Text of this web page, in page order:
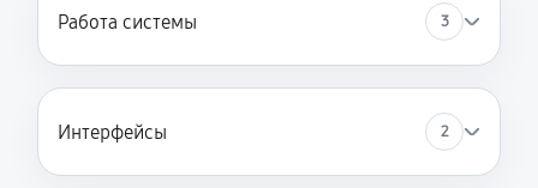
Работа системы 3
Интерфейсы 2